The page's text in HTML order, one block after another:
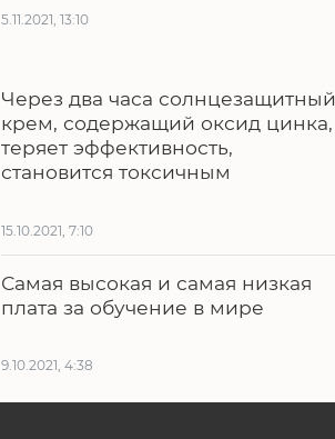
5.11.2021, 13:10
Через два часа солнцезащитный
крем, содержащий оксид цинка,
теряет эффективность,
становится токсичным
15.10.2021, 7:10
Самая высокая и самая низкая
плата за обучение в мире
9.10.2021, 4:38